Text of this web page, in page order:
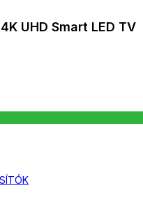
UHD Smart LED TV